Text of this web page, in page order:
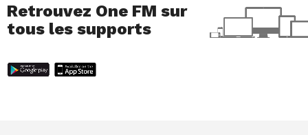
Retrouvez One FM sur
tous les supports